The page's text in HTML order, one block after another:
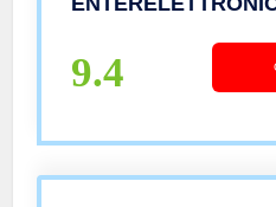
TELECOMANDI
Code
9.4